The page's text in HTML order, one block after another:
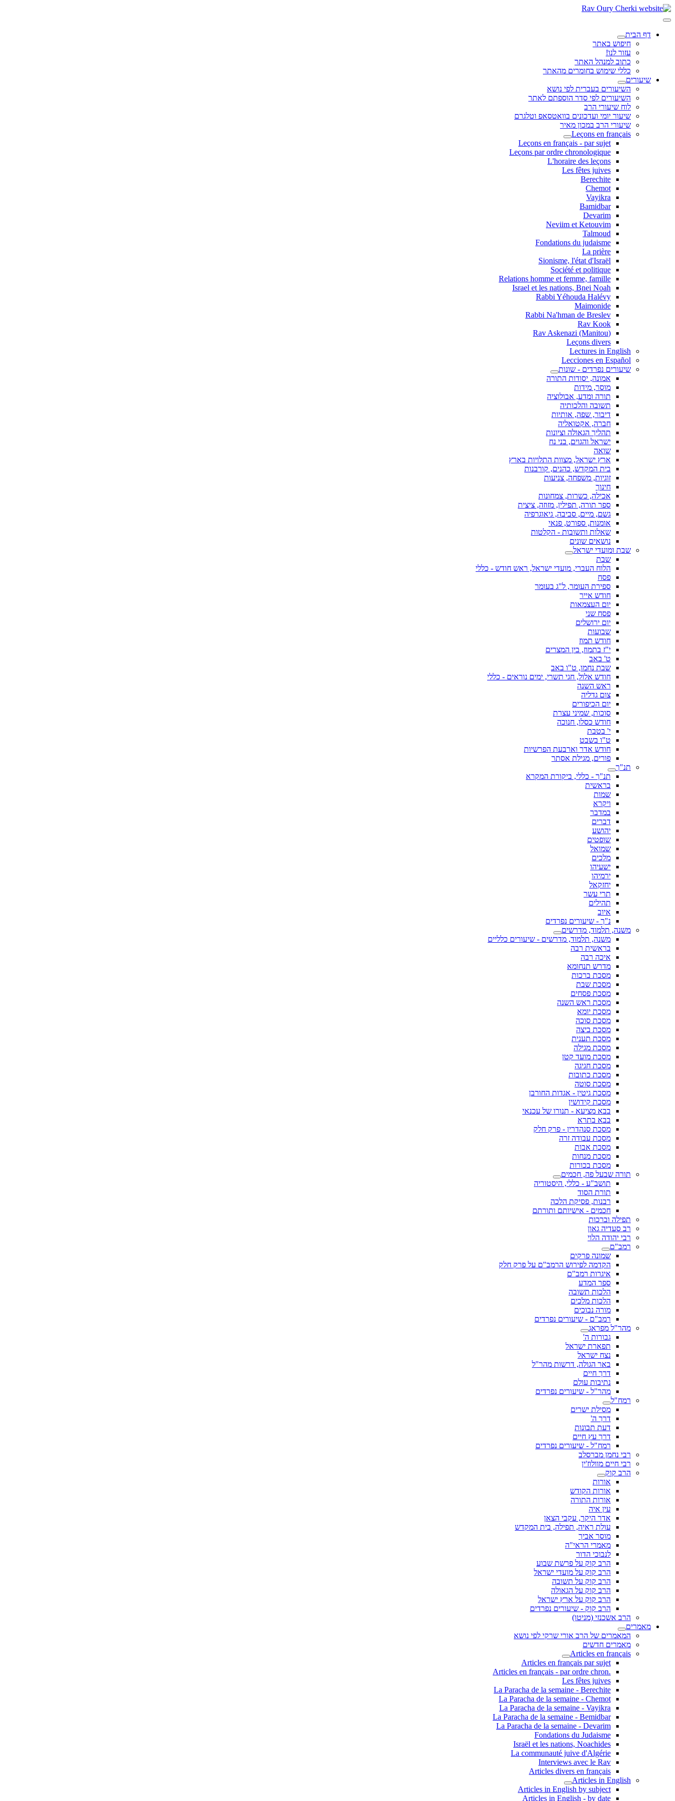
דף הבית
חיפוש באתר
עזור לנו!
כתוב למנהל האתר
כללי שימוש בחומרים מהאתר
שיעורים
השיעורים בעברית לפי נושא
השיעורים לפי סדר הוספתם לאתר
לוח שיעורי הרב
שיעור יומי ועדכונים בוואטסאפ וטלגרם
שיעורי הרב במכון מאיר
Leçons en français
Leçons en français - par sujet
Leçons par ordre chronologique
L'horaire des leçons
Les fêtes juives
Berechite
Chemot
Vayikra
Bamidbar
Devarim
Neviim et Ketouvim
Talmoud
Fondations du judaisme
La prière
Sionisme, l'état d'Israël
Société et politique
Relations homme et femme, famille
Israel et les nations, Bnei Noah
Rabbi Yéhouda Halévy
Maimonide
Rabbi Na'hman de Breslev
Rav Kook
(Rav Askenazi (Manitou
Leçons divers
Lectures in English
Lecciones en Español
שיעורים נפרדים - שונות
אמונה, יסודות התורה
מוסר, מידות
תורה ומדע, אבולוציה
תשובה והלכותיה
דיבור, שפה, אותיות
חברה, אקטואליה
תהליך הגאולה וציונות
ישראל והגוים, בני נח
שואה
ארץ ישראל, מצוות התלויות בארץ
בית המקדש, כהנים, קורבנות
זוגיות, משפחה, צניעות
חינוך
אכילה, כשרות, צמחונות
ספר תורה, תפילין, מזוזה, ציצית
גשם, מיים, סביבה, גיאוגרפיה
אומנות, ספורט, פנאי
שאלות ותשובות - הקלטות
נושאים שונים
שבת ומועדי ישראל
שבת
הלוח העברי, מועדי ישראל, ראש חודש - כללי
פסח
ספירת העומר, ל"ג בעומר
חודש אייר
יום העצמאות
פסח שני
יום ירושלים
שבועות
חודש תמוז
י"ז בתמוז, בין המצרים
ט' באב
שבת נחמו, ט"ו באב
חודש אלול, חגי תשרי, ימים נוראים - כללי
ראש השנה
צום גדליה
יום הכיפורים
סוכות, שמיני עצרת
חודש כסלו, חנוכה
י' בטבת
ט"ו בשבט
חודש אדר וארבעת הפרשיות
פורים, מגילת אסתר
תנ"ך
תנ"ך - כללי, ביקורת המקרא
בראשית
שמות
ויקרא
במדבר
דברים
יהושע
שופטים
שמואל
מלכים
ישעיהו
ירמיהו
יחזקאל
תרי עשר
תהילים
איוב
נ"ך - שיעורים נפרדים
משנה, תלמוד, מדרשים
משנה, תלמוד, מדרשים - שיעורים כלליים
בראשית רבה
איכה רבה
מדרש תנחומא
מסכת ברכות
מסכת שבת
מסכת פסחים
מסכת ראש השנה
מסכת יומא
מסכת סוכה
מסכת ביצה
מסכת תענית
מסכת מגילה
מסכת מועד קטן
מסכת חגיגה
מסכת כתובות
מסכת סוטה
מסכת גיטין - אגדות החורבן
מסכת קידושין
בבא מציעא - תנורו של עכנאי
בבא בתרא
מסכת סנהדרין - פרק חלק
מסכת עבודה זרה
מסכת אבות
מסכת מנחות
מסכת בכורות
תורה שבעל פה, חכמים
תושב"ע - כללי, היסטוריה
תורת הסוד
רבנות, פסיקת הלכה
חכמים - אישיותם ותורתם
תפילה וברכות
רב סעדיה גאון
רבי יהודה הלוי
רמב"ם
שמונה פרקים
הקדמה לפירוש הרמב"ם על פרק חלק
איגרות רמב"ם
ספר המדע
הלכות תשובה
הלכות מלכים
מורה נבוכים
רמב"ם - שיעורים נפרדים
מהר"ל מפראג
גבורות ה'
תפארת ישראל
נצח ישראל
באר הגולה, דרשות מהר"ל
דרך חיים
נתיבות עולם
מהר"ל - שיעורים נפרדים
רמח"ל
מסילת ישרים
דרך ה'
דעת תבונות
דרך עץ חיים
רמח"ל - שיעורים נפרדים
רבי נחמן מברסלב
רבי חיים מוולוז'ין
הרב קוק
אורות
אורות הקודש
אורות התורה
עין איה
אדר היקר, עקבי הצאן
עולת ראיה, תפילה, בית המקדש
מוסר אביך
מאמרי הראי"ה
לנבוכי הדור
הרב קוק על פרשת שבוע
הרב קוק על מועדי ישראל
הרב קוק על תשובה
הרב קוק על הגאולה
הרב קוק על ארץ ישראל
הרב קוק - שיעורים נפרדים
הרב אשכנזי (מניטו)
מאמרים
המאמרים של הרב אורי שרקי לפי נושא
מאמרים חדשים
Articles en français
Articles en français par sujet
.Articles en français - par ordre chron
Les fêtes juives
La Paracha de la semaine - Berechite
La Paracha de la semaine - Chemot
La Paracha de la semaine - Vayikra
La Paracha de la semaine - Bemidbar
La Paracha de la semaine - Devarim
Fondations du Judaisme
Israël et les nations, Noachides
La communauté juive d'Algérie
Interviews avec le Rav
Articles divers en français
Articles in English
Articles in English by subject
Articles in English - by date